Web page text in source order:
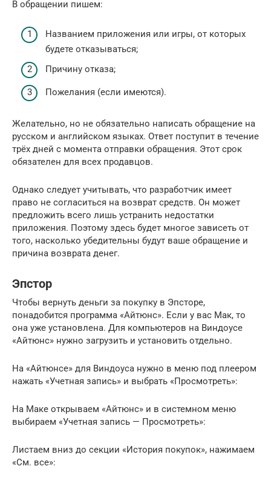
В обращении пишем:
Названием приложения или игры, от которых
будете отказываться;
Причину отказа;
Пожелания (если имеются).
Желательно, но не обязательно написать обращение на
русском и английском языках. Ответ поступит в течение
трёх дней с момента отправки обращения. Этот срок
обязателен для всех продавцов.
Однако следует учитывать, что разработчик имеет
право не согласиться на возврат средств. Он может
предложить всего лишь устранить недостатки
приложения. Поэтому здесь будет многое зависеть от
того, насколько убедительны будут ваше обращение и
причина возврата денег.
Эпстор
Чтобы вернуть деньги за покупку в Эпсторе,
понадобится программа «Айтюнс». Если у вас Мак, то
она уже установлена. Для компьютеров на Виндоусе
«Айтюнс» нужно загрузить и установить отдельно.
На «Айтюнсе» для Виндоуса нужно в меню под плеером
нажать «Учетная запись» и выбрать «Просмотреть»:
На Маке открываем «Айтюнс» и в системном меню
выбираем «Учетная запись — Просмотреть»:
Листаем вниз до секции «История покупок», нажимаем
«См. все»: